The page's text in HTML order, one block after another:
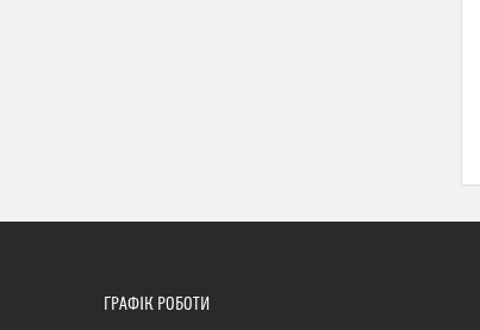
ГРАФІК РОБОТИ